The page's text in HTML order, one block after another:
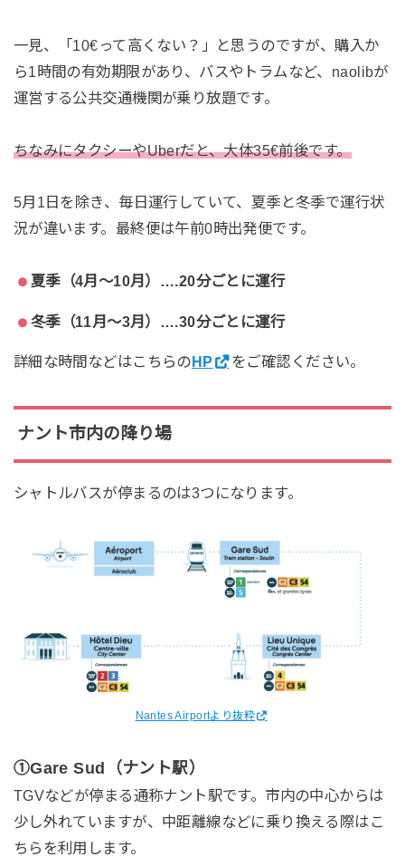
一見、「10€って高くない？」と思うのですが、購入か
ら1時間の有効期限があり、バスやトラムなど、naolibが
運営する公共交通機関が乗り放題です。
ちなみにタクシーやUberだと、大体35€前後です。
5月1日を除き、毎日運行していて、夏季と冬季で運行状
況が違います。最終便は午前0時出発便です。
夏季（4月〜10月）….20分ごとに運行
冬季（11月〜3月）….30分ごとに運行
詳細な時間などはこちらのHP をご確認ください。
ナント市内の降り場
シャトルバスが停まるのは3つになります。
Nantes Airportより抜粋
①Gare Sud（ナント駅）
TGVなどが停まる通称ナント駅です。市内の中心からは
少し外れていますが、中距離線などに乗り換える際はこ
ちらを利用します。